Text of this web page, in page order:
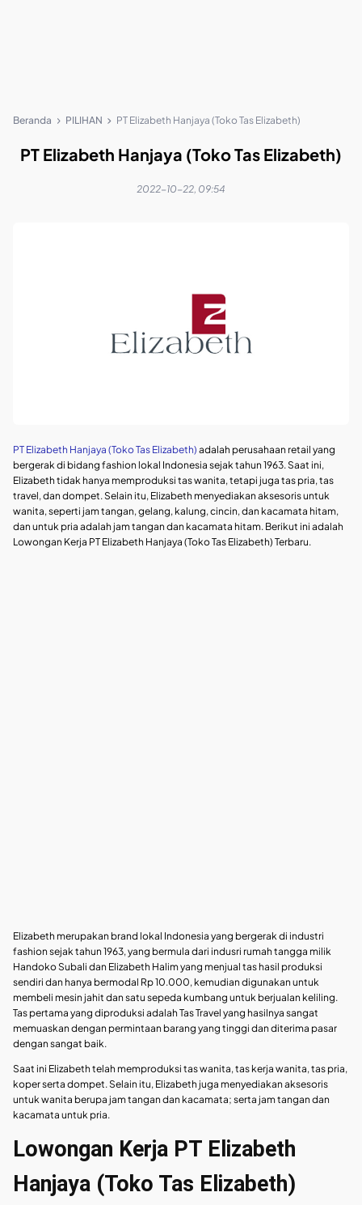
Beranda PILIHAN PT Elizabeth Hanjaya (Toko Tas Elizabeth)
PT Elizabeth Hanjaya (Toko Tas Elizabeth)
2022-10-22, 09:54
PT Elizabeth Hanjaya (Toko Tas Elizabeth) adalah perusahaan retail yang
bergerak di bidang fashion lokal Indonesia sejak tahun 1963. Saat ini,
Elizabeth tidak hanya memproduksi tas wanita, tetapi juga tas pria, tas
travel, dan dompet. Selain itu, Elizabeth menyediakan aksesoris untuk
wanita, seperti jam tangan, gelang, kalung, cincin, dan kacamata hitam,
dan untuk pria adalah jam tangan dan kacamata hitam. Berikut ini adalah
Lowongan Kerja PT Elizabeth Hanjaya (Toko Tas Elizabeth) Terbaru.
Elizabeth merupakan brand lokal Indonesia yang bergerak di industri
fashion sejak tahun 1963, yang bermula dari indusri rumah tangga milik
Handoko Subali dan Elizabeth Halim yang menjual tas hasil produksi
sendiri dan hanya bermodal Rp 10.000, kemudian digunakan untuk
membeli mesin jahit dan satu sepeda kumbang untuk berjualan keliling.
Tas pertama yang diproduksi adalah Tas Travel yang hasilnya sangat
memuaskan dengan permintaan barang yang tinggi dan diterima pasar
dengan sangat baik.
Saat ini Elizabeth telah memproduksi tas wanita, tas kerja wanita, tas pria,
koper serta dompet. Selain itu, Elizabeth juga menyediakan aksesoris
untuk wanita berupa jam tangan dan kacamata; serta jam tangan dan
kacamata untuk pria.
Lowongan Kerja PT Elizabeth
Hanjaya (Toko Tas Elizabeth)